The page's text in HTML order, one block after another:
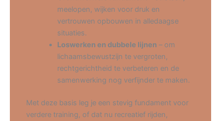
meelopen, wijken voor druk en
vertrouwen opbouwen in alledaagse
situaties.
Loswerken en dubbele lijnen – om
lichaamsbewustzijn te vergroten,
rechtgerichtheid te verbeteren en de
samenwerking nog verfijnder te maken.
Met deze basis leg je een stevig fundament voor
verdere training, of dat nu recreatief rijden,